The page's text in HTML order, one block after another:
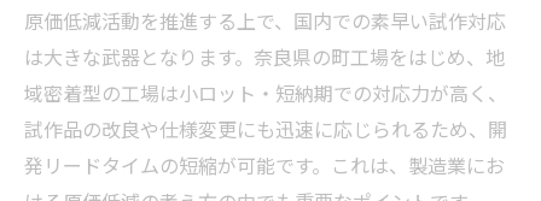
原価低減活動を推進する上で、国内での素早い試作対応
は大きな武器となります。奈良県の町工場をはじめ、地
域密着型の工場は小ロット・短納期での対応力が高く、
試作品の改良や仕様変更にも迅速に応じられるため、開
発リードタイムの短縮が可能です。これは、製造業にお